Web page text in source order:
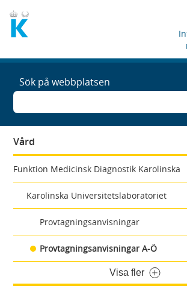
Sök på webbplatsen
Vård
Funktion Medicinsk Diagnostik Karolinska
Karolinska Universitetslaboratoriet
Provtagningsanvisningar
Provtagningsanvisningar A-Ö
Visa fler